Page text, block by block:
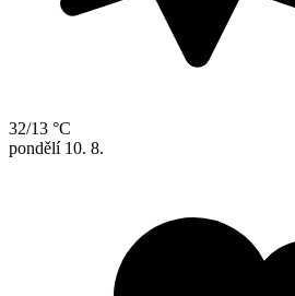
32/13 °C
pondělí 10. 8.